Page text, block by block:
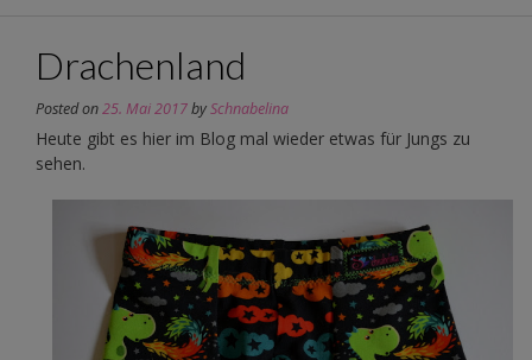
Drachenland
Posted on25. Mai 2017bySchnabelina
Heute gibt es hier im Blog mal wieder etwas für Jungs zu
sehen.